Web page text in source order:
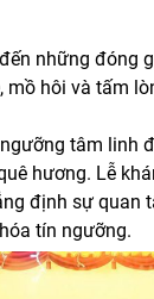
những đóng
hôi và tấm
tâm linh
hương. Lễ
định sự quan
tín ngưỡng.